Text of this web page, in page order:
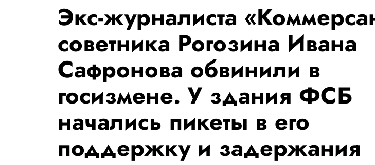
Экс-журналиста
советника Рогозина Ивана
Сафронова обвинили в
госизмене. У здания ФСБ
начались пикеты в его
поддержку и задержания